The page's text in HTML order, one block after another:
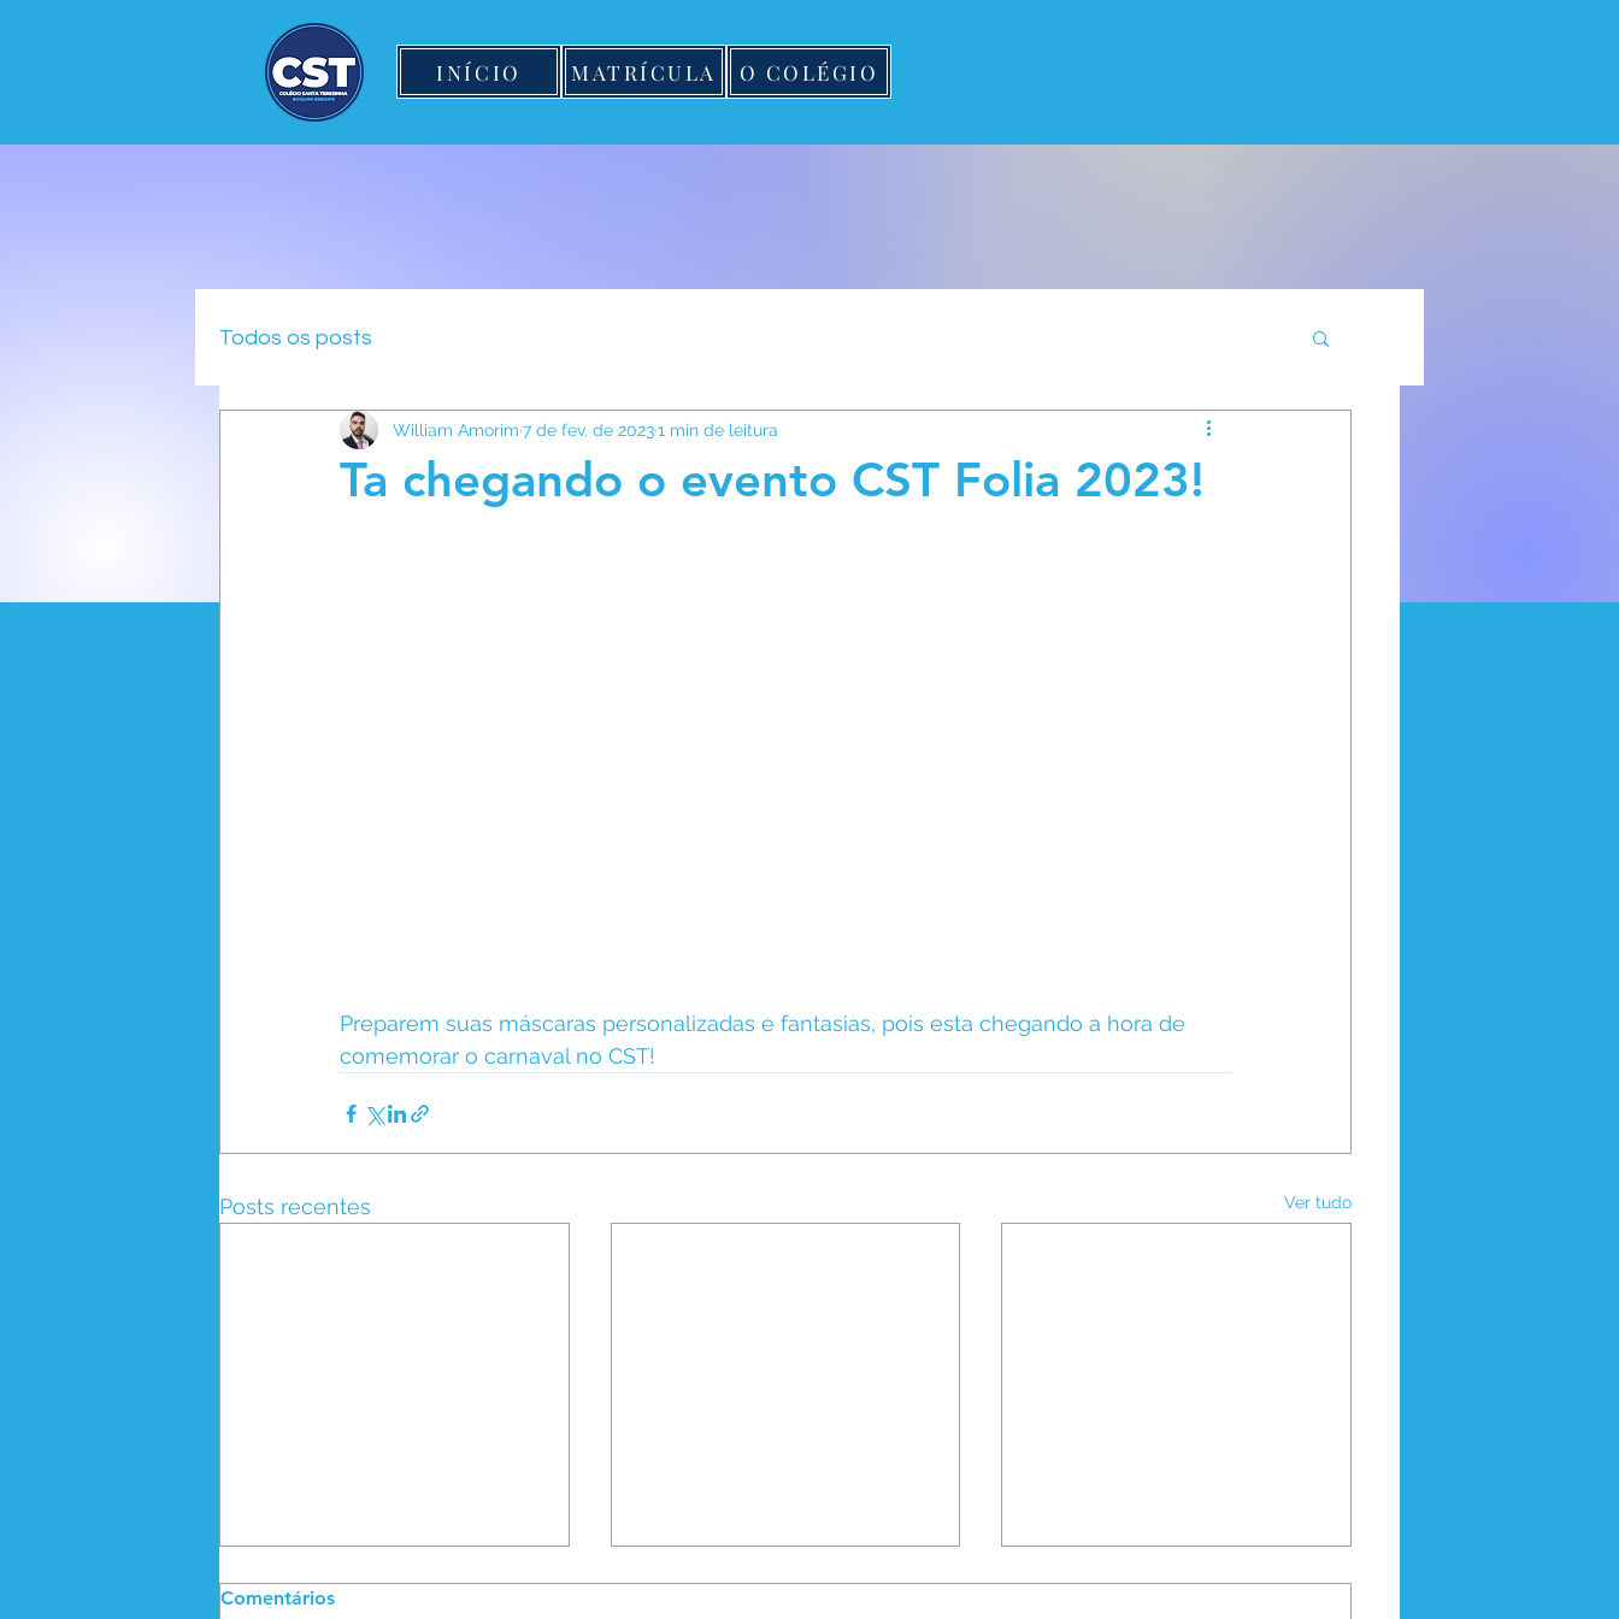
INÍCIO MATRÍCULA O COLÉGIO
Todos os posts
Ta chegando o evento CST Folia 2023!
William Amorim 7 de fev. de 20231 min de leitura
Preparem suas máscaras personalizadas e fantasias, pois esta chegando a hora de
comemorar o carnaval no CST!
Posts recentes Ver tudo
Comentários